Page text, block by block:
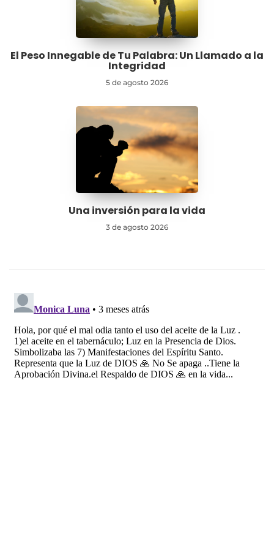
El Peso Innegable de Tu Palabra: Un Llamado a la
Integridad
5 de agosto 2026
Una inversión para la vida
3 de agosto 2026